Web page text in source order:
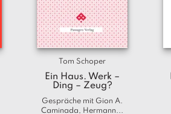
Tom Schoper
Ein Haus. Werk –
Ding – Zeug?
Gespräche mit Gion A.
Caminada, Hermann...